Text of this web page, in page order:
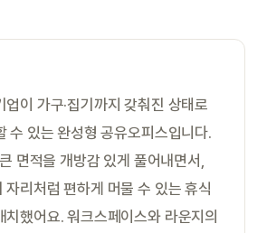
이 가구·집기까지 갖춰진 상태로
수 있는 완성형 공유오피스입니다.
면적을 개방감 있게 풀어내면서,
자리처럼 편하게 머물 수 있는 휴식
치했어요. 워크스페이스와 라운지의